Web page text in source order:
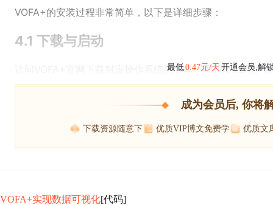
VOFA+的安装过程非常简单，以下是详细步骤：
4.1 下载与启动
访问VOFA+官网下载对应操作系统的版本，Windows用户
最低0.47元/天 开通会员,解
成为会员后, 你将
下载资源随意下 优质VIP博文免费学 优质文
VOFA+实现数据可视化[代码]